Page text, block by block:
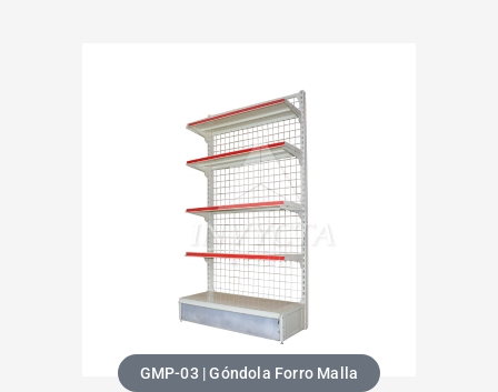
GMP-03 | Góndola Forro Malla